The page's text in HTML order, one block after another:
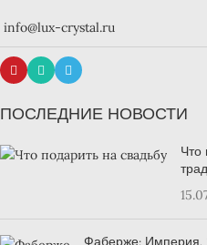
info@lux-crystal.ru
ПОСЛЕДНИЕ НОВОСТИ
Что
Фаберже: Империя,